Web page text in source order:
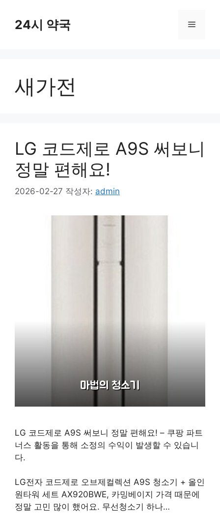
24시 약국 메
새가전
LG 코드제로 A9S 써보니
정말 편해요!
2026-02-27 작성자: admin
LG 코드제로 A9S 써보니 정말 편해요! – 쿠팡 파트
너스 활동을 통해 소정의 수익이 발생할 수 있습니
다.
LG전자 코드제로 오브제컬렉션 A9S 청소기 + 올인
원타워 세트 AX920BWE, 카밍베이지 가격 때문에
정말 고민 많이 했어요. 무선청소기 하나…